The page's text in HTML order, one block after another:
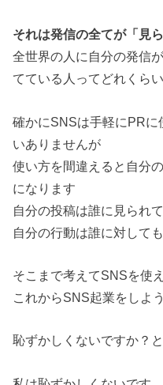
それは発信の全てが「見
全世界の人に自分の発信
てている人ってどれくら
確かにSNSは手軽にPRに
いありませんが
使い方を間違えると自分
になります
自分の投稿は誰に見られ
自分の行動は誰に対して
そこまで考えてSNSを使
これからSNS起業をしよ
恥ずかしくないですか？